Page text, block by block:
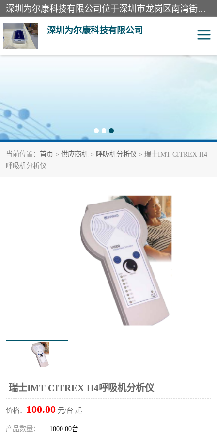
深圳为尔康科技有限公司位于深圳市龙岗区南湾街道。经营范围包括：计算机网络技术开发、技术转让、技术咨询、技术服务；一类医疗器械、通讯设备、机械设备、五金产品、电器产品的销售；二类、三类医疗器械的销售等；主要产品有：无创血压模拟仪、气体检测仪、检测仪、bms1x射线胶片、输液泵分析仪、呼吸机分析仪、心电图机测试仪等产品。
深圳为尔康科技有限公司
当前位置： 首页 > 供应商机 > 呼吸机分析仪 > 瑞士IMT CITREX H4
呼吸机分析仪
瑞士IMT CITREX H4呼吸机分析仪
价格： 100.00 元/台 起
产品数量： 1000.00台
模拟器
测试卡
X射线检测仪 声功率计
电气分析仪
X射线分析仪